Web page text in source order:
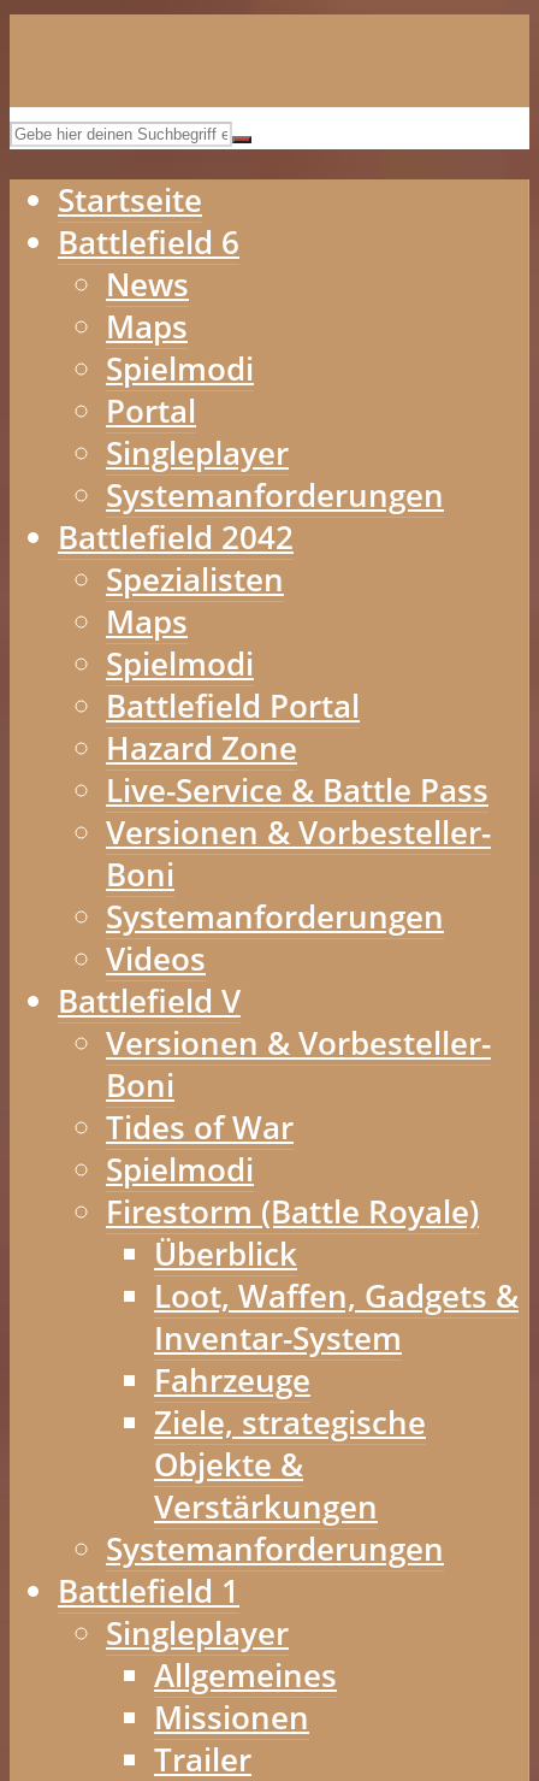
Startseite
Battlefield 6
News
Maps
Spielmodi
Portal
Singleplayer
Systemanforderungen
Battlefield 2042
Spezialisten
Maps
Spielmodi
Battlefield Portal
Hazard Zone
Live-Service & Battle Pass
Versionen & Vorbesteller-
Boni
Systemanforderungen
Videos
Battlefield V
Versionen & Vorbesteller-
Boni
Tides of War
Spielmodi
Firestorm (Battle Royale)
Überblick
Loot, Waffen, Gadgets &
Inventar-System
Fahrzeuge
Ziele, strategische
Objekte &
Verstärkungen
Systemanforderungen
Battlefield 1
Singleplayer
Allgemeines
Missionen
Trailer